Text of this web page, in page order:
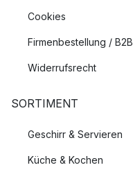
Cookies
Firmenbestellung / B2B
Widerrufsrecht
SORTIMENT
Geschirr & Servieren
Küche & Kochen